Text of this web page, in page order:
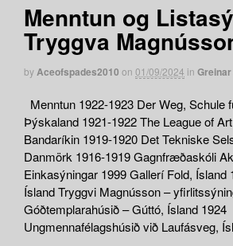
Menntun og
Tryggva
byAceofspades2010 on 01/09/2024 in
Menntun 1922-1923 Der Weg, Schule
Þýskaland 1921-1922 The League of
Bandaríkin 1919-1920 Det Tekniske
Danmörk 1916-1919 Gagnfræðaskóli
Einkasýningar 1999 Gallerí Fold, Ísland
Ísland Tryggvi Magnússon –
Góðtemplarahúsið – Gúttó, Ísland 1924
Ungmennafélagshúsið við Laufásveg,